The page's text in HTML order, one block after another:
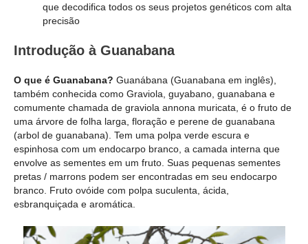
que decodifica todos os seus projetos genéticos com alta
precisão
Introdução à Guanabana
O que é Guanabana? Guanábana (Guanabana em inglês),
também conhecida como Graviola, guyabano, guanabana e
comumente chamada de graviola annona muricata, é o fruto de
uma árvore de folha larga, floração e perene de guanabana
(arbol de guanabana). Tem uma polpa verde escura e
espinhosa com um endocarpo branco, a camada interna que
envolve as sementes em um fruto. Suas pequenas sementes
pretas / marrons podem ser encontradas em seu endocarpo
branco. Fruto ovóide com polpa suculenta, ácida,
esbranquiçada e aromática.